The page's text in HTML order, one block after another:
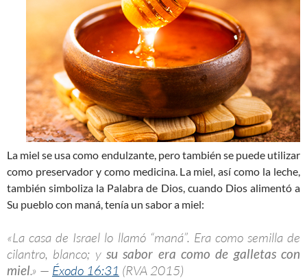
La miel se usa como endulzante, pero también se puede utilizar
como preservador y como medicina. La miel, así como la leche,
también simboliza la Palabra de Dios, cuando Dios alimentó a
Su pueblo con maná, tenía un sabor a miel:
«La casa de Israel lo llamó “maná”. Era como semilla de
cilantro, blanco; y su sabor era como de galletas con
miel.» — Éxodo 16:31 (RVA 2015)